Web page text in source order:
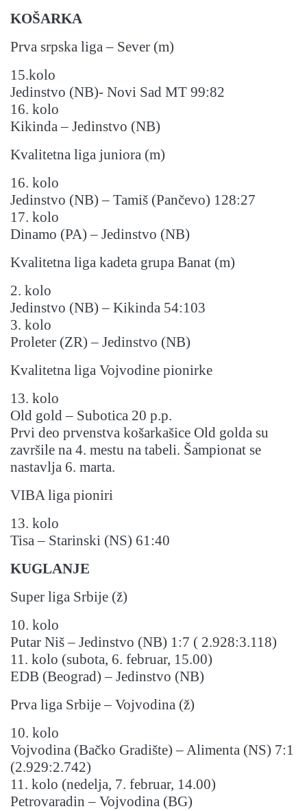
KOŠARKA
Prva srpska liga – Sever (m)
15.kolo
Jedinstvo (NB)- Novi Sad MT 99:82
16. kolo
Kikinda – Jedinstvo (NB)
Kvalitetna liga juniora (m)
16. kolo
Jedinstvo (NB) – Tamiš (Pančevo) 128:27
17. kolo
Dinamo (PA) – Jedinstvo (NB)
Kvalitetna liga kadeta grupa Banat (m)
2. kolo
Jedinstvo (NB) – Kikinda 54:103
3. kolo
Proleter (ZR) – Jedinstvo (NB)
Kvalitetna liga Vojvodine pionirke
13. kolo
Old gold – Subotica 20 p.p.
Prvi deo prvenstva košarkašice Old golda su
završile na 4. mestu na tabeli. Šampionat se
nastavlja 6. marta.
VIBA liga pioniri
13. kolo
Tisa – Starinski (NS) 61:40
KUGLANJE
Super liga Srbije (ž)
10. kolo
Putar Niš – Jedinstvo (NB) 1:7 ( 2.928:3.118)
11. kolo (subota, 6. februar, 15.00)
EDB (Beograd) – Jedinstvo (NB)
Prva liga Srbije – Vojvodina (ž)
10. kolo
Vojvodina (Bačko Gradište) – Alimenta (NS) 7:1
(2.929:2.742)
11. kolo (nedelja, 7. februar, 14.00)
Petrovaradin – Vojvodina (BG)